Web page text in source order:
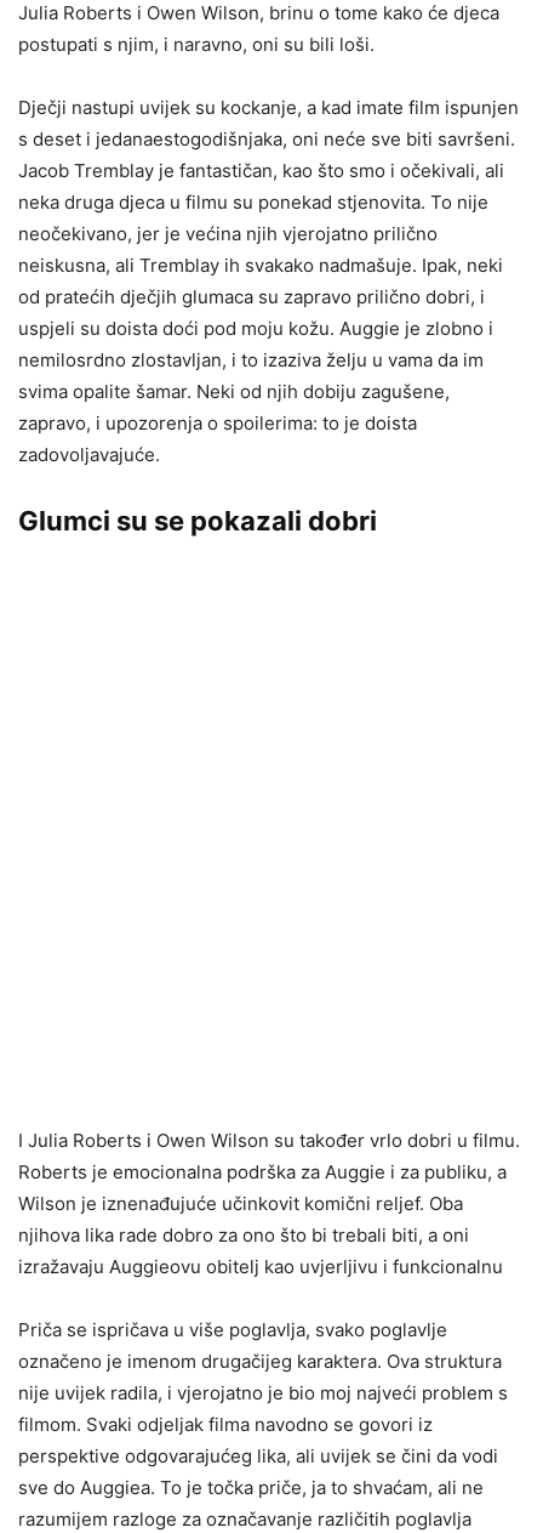
Julia Roberts i Owen Wilson, brinu o tome kako će djeca
postupati s njim, i naravno, oni su bili loši.
Dječji nastupi uvijek su kockanje, a kad imate film ispunjen
s deset i jedanaestogodišnjaka, oni neće sve biti savršeni.
Jacob Tremblay je fantastičan, kao što smo i očekivali, ali
neka druga djeca u filmu su ponekad stjenovita. To nije
neočekivano, jer je većina njih vjerojatno prilično
neiskusna, ali Tremblay ih svakako nadmašuje. Ipak, neki
od pratećih dječjih glumaca su zapravo prilično dobri, i
uspjeli su doista doći pod moju kožu. Auggie je zlobno i
nemilosrdno zlostavljan, i to izaziva želju u vama da im
svima opalite šamar. Neki od njih dobiju zagušene,
zapravo, i upozorenja o spoilerima: to je doista
zadovoljavajuće.
Glumci su se pokazali dobri
I Julia Roberts i Owen Wilson su također vrlo dobri u filmu.
Roberts je emocionalna podrška za Auggie i za publiku, a
Wilson je iznenađujuće učinkovit komični reljef. Oba
njihova lika rade dobro za ono što bi trebali biti, a oni
izražavaju Auggieovu obitelj kao uvjerljivu i funkcionalnu
Priča se ispričava u više poglavlja, svako poglavlje
označeno je imenom drugačijeg karaktera. Ova struktura
nije uvijek radila, i vjerojatno je bio moj najveći problem s
filmom. Svaki odjeljak filma navodno se govori iz
perspektive odgovarajućeg lika, ali uvijek se čini da vodi
sve do Auggiea. To je točka priče, ja to shvaćam, ali ne
razumijem razloge za označavanje različitih poglavlja